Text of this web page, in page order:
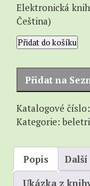
Elektronická
Čeština)
Valdice
množství
Přidat do košíku
Přidat na
Katalogové číslo:
Kategorie:
Popis Další
Ukázka z